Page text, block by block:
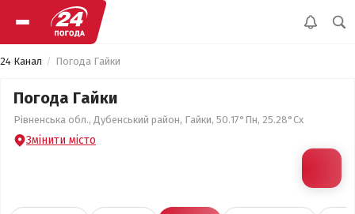
24 Канал Погода Гайки
Погода Гайки
Рівненська обл., Дубенський район, Гайки, 50.17°Пн, 25.28°Сх
Змінити місто